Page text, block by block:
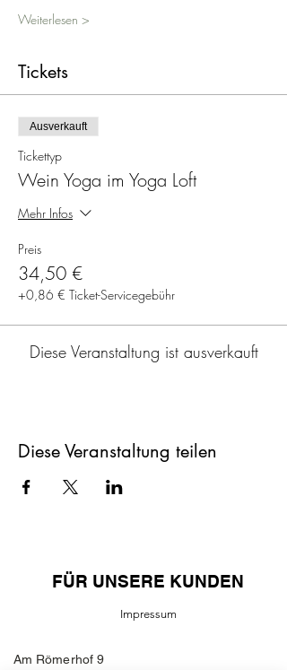
Weiterlesen >
Tickets
Ausverkauft
Tickettyp
Wein Yoga im Yoga Loft
Mehr Infos
Preis
34,50 €
+0,86 € Ticket-Servicegebühr
Diese Veranstaltung ist ausverkauft
Diese Veranstaltung teilen
FÜR UNSERE KUNDEN
Impressum
Am Römerhof 9